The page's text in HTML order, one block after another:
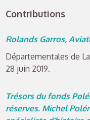
Contributions
Rolands Garros,
Départementales de
28 juin 2019.
Trésors du fonds
réserves. Michel